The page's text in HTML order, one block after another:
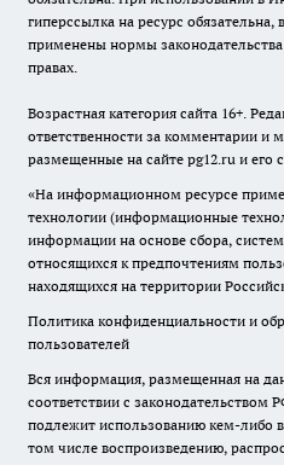
гиперссылка на ресурс обязательна,
применены нормы
правах.
Возрастная категория сайта 16+.
ответственности за комментарии и
размещенные на сайте pg12.ru и его
«На информационном ресурсе
технологии (информационные
информации на основе сбора,
относящихся к предпочтениям
находящихся на территории
Политика конфиденциальности и
пользователей
Вся информация, размещенная на
соответствии с законодательством
подлежит использованию кем-либо
том числе воспроизведению,